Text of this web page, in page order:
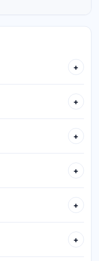
+
+
+
+
+
+